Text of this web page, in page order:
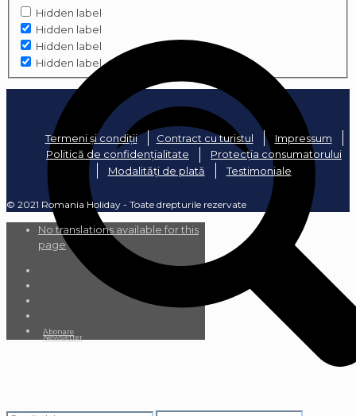
Hidden label
Hidden label
Hidden label
Hidden label
Termeni și condiții Contract cu turistul
Impressum
Politică de confidențialitate
Protecția consumatorului
Modalități de plată
Testimoniale
© 2021 Romania Holiday - Toate drepturile rezervate
No translations available for this
page
Abonare
Newsletter